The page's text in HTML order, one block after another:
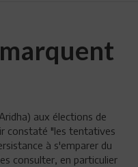
aux élections de
constaté "les tentatives
à s'emparer du
consulter, en particulier